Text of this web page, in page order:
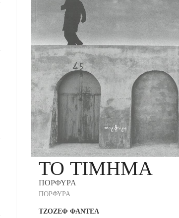
ΤΟ ΤΙΜΗΜΑ
ΠΟΡΦΥΡΑ
ΠΟΡΦΥΡΑ
ΤΖΟΖΕΦ ΦΑΝΤΕΛ